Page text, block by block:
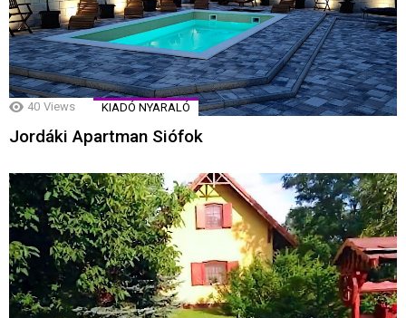
40 Views KIADÓ NYARALÓ
Jordáki Apartman Siófok